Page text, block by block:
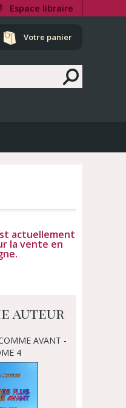
Espace libraire
Votre panier
actuellement
la vente en
auteur
AVANT -
4